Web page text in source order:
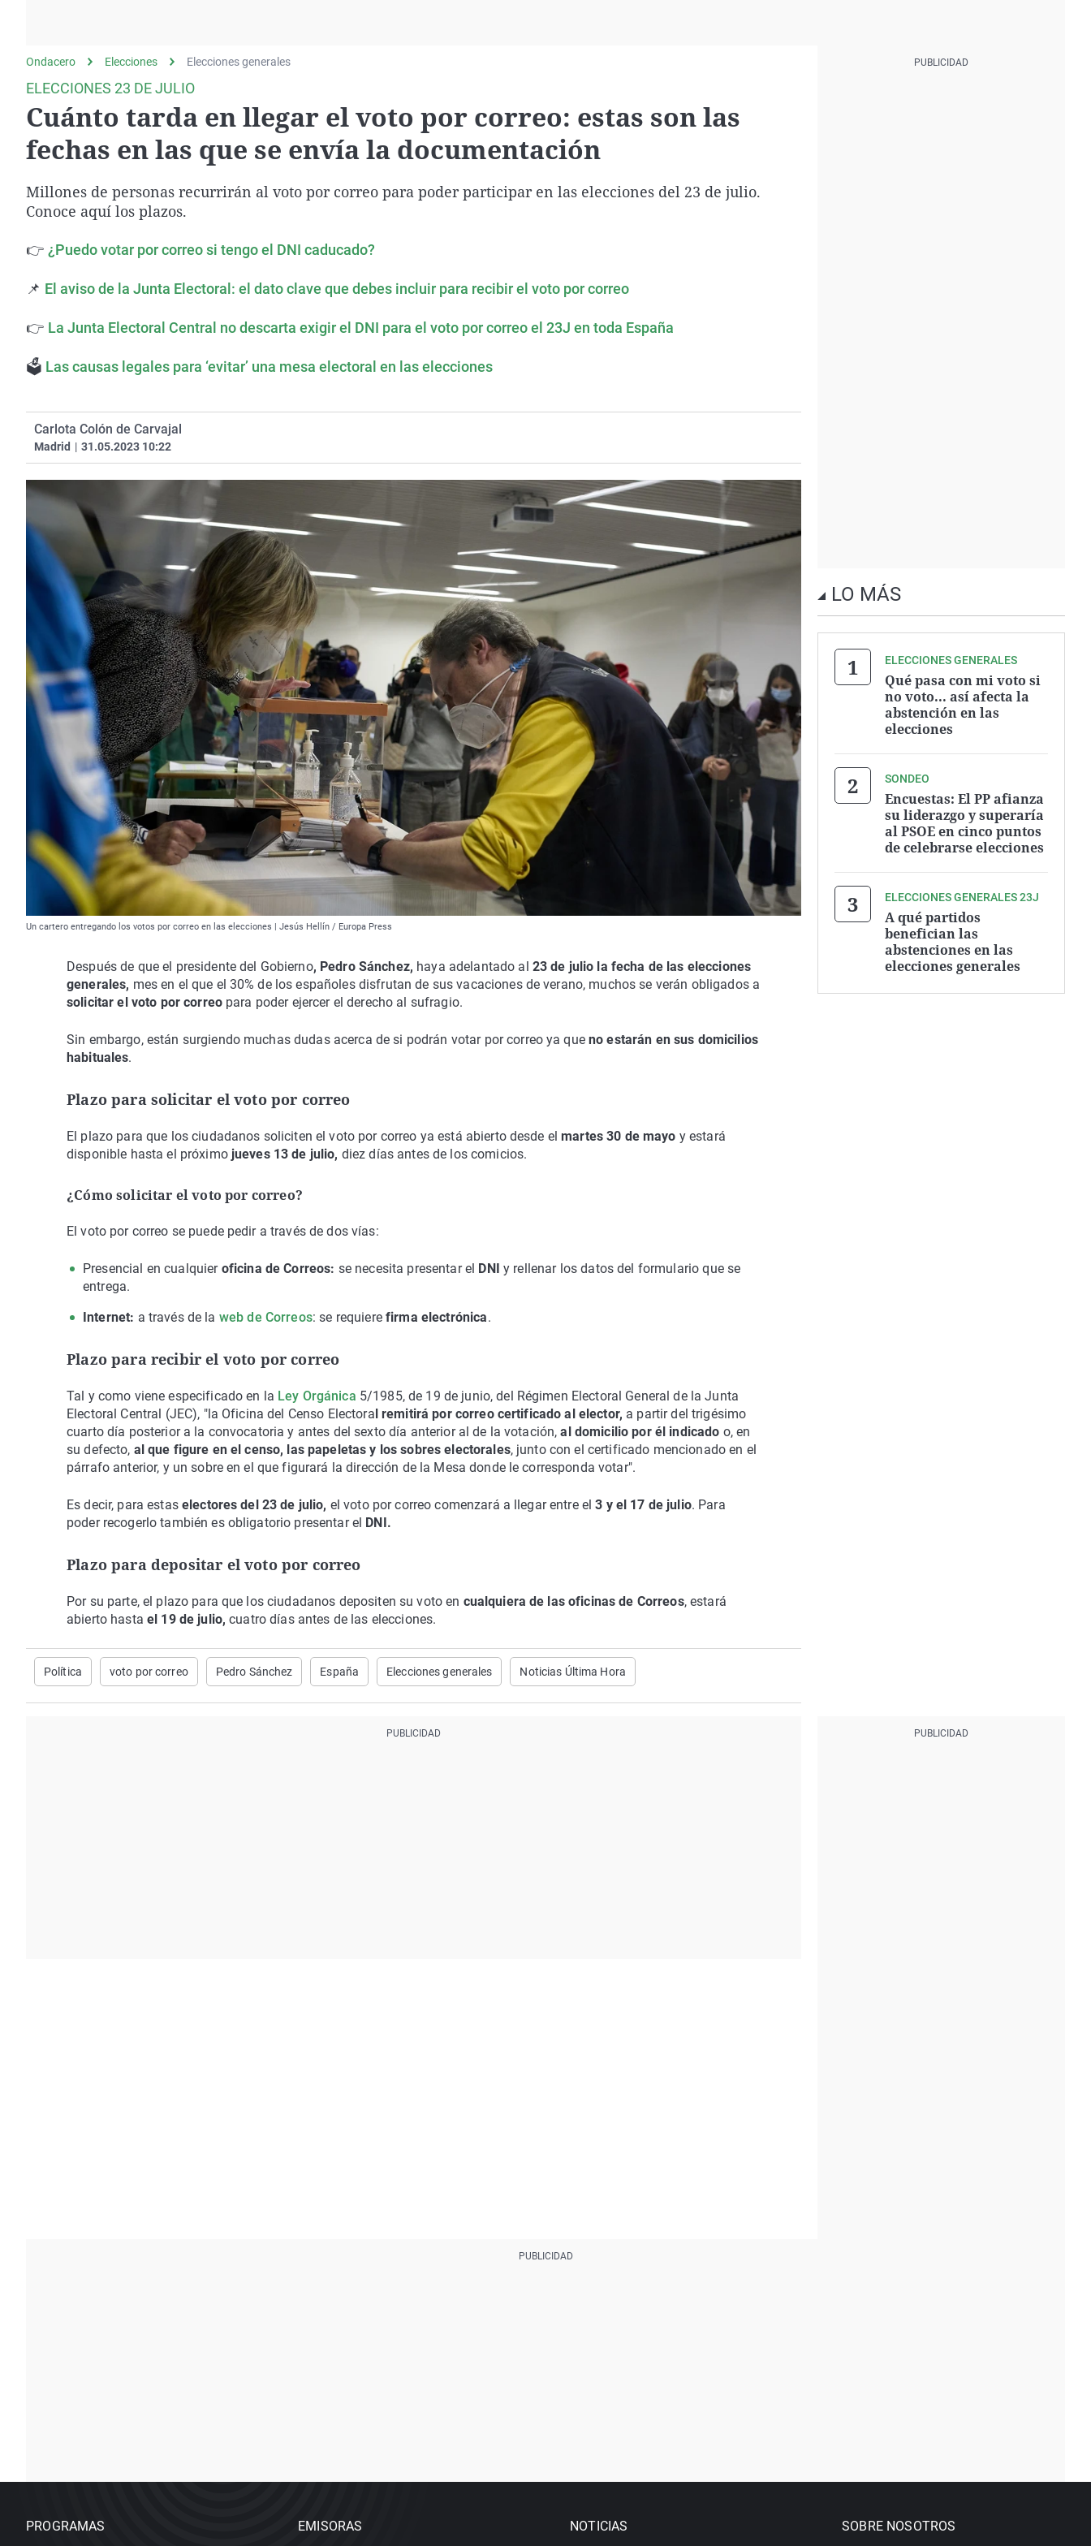
Como el perro y elEquipo de investigación
La Rioja
País Vasco
Ondacero Elecciones Elecciones generales
ELECCIONES 23 DE JULIO
Cuánto tarda en llegar el voto por correo: estas son las
fechas en las que se envía la documentación
Millones de personas recurrirán al voto por correo para poder participar en las elecciones del 23 de julio.
Conoce aquí los plazos.
👉 ¿Puedo votar por correo si tengo el DNI caducado?
📌 El aviso de la Junta Electoral: el dato cl ave que debes incluir para recibir el voto por correo
👉 La Junta Electoral Central no descarta exigir el DNI para el voto por correo el 23J en toda España
🗳 Las causas legales para ‘evitar’ una mesa electoral en las elecciones
Carlota Colón de Carvajal
Madrid | 31.05.2023 10:22
Un cartero entregando los votos por correo en las elecciones | Jesús Hellín / Europa Press
Después de que el presidente del Gobierno, Pedro Sánchez, haya adelantado al 23 de julio la fecha de las elecciones
generales, mes en el que el 30% de los españoles disfrutan de sus vacaciones de verano, muchos se verán obligados a
solicitar el voto por correopara poder ejercer el derecho al sufragio.
Sin embargo, están surgiendo muchas dudas acerca de si podrán votar por correo ya queno estarán en sus domicilios
habituales.
Plazo para solicitar el voto por correo
El plazo para que los ciudadanos soliciten el voto por correo ya está abierto desde elmartes 30 de mayo y estará
disponible hasta el próximo jueves 13 de julio, diez días antes de los comicios.
¿Cómo solicitar el voto por correo?
El voto por correo se puede pedir a través de dos vías:
Presencial en cualquier oficina de Correos: se necesita presentar el DNI
y rellenar los datos del formulario que se
entrega.
Internet: a través de la web de Correos: se requiere firma electrónica.
Plazo para recibir el voto por correo
Tal y como viene especificado en la Ley Orgánica 5/1985, de 19 de junio, del Régimen Electoral General de la Junta
Electoral Central (JEC), "la Oficina del Censo Electora l remitirá por correo certificado al elector, a partir del trigésimo
cuarto día posterior a la convocatoria y antes del sexto día anterior al de la votación, al domicilio por él indicado o, en
su defecto, al que figure en el censo, las papeletas y los sobres electorales, junto con el certificado mencionado en el
párrafo anterior, y un sobre en el que figurará la dirección de la Mesa donde le corresponda votar".
Es decir, para estas electores del 23 de julio, el voto por correo comenzará a llegar entre el3 y el 17 de julio. Para
poder recogerlo también es obligatorio presentar el DNI.
Plazo para depositar el voto por correo
Por su parte, el plazo para que los ciudadanos depositen su voto en cualquiera de las oficinas de Correos, estará
abierto hasta el 19 de julio, cuatro días antes de las elecciones.
Política voto por correo Pedro Sánchez España Elecciones generales Noticias Última Hora
LO MÁS
ELECCIONES GENERALES
Qué pasa con mi voto si
no voto... así afecta la
abstención en las
elecciones
SONDEO
Encuestas: El PP afianza
su liderazgo y superaría
al PSOE en cinco puntos
de celebrarse elecciones
ELECCIONES GENERALES 23J
A qué partidos
benefician las
abstenciones en las
elecciones generales
PROGRAMAS EMISORAS NOTICIAS SOBRE NOSOTROS